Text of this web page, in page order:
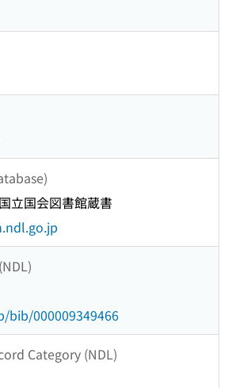
立国会図書館蔵書
000009349466
Category (NDL)